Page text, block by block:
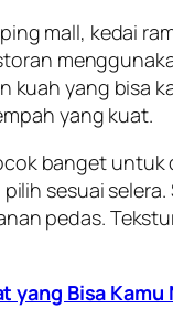
mall, kedai
yang bisa
yang kuat.
banget
sesuai
pedas.
yang Bisa